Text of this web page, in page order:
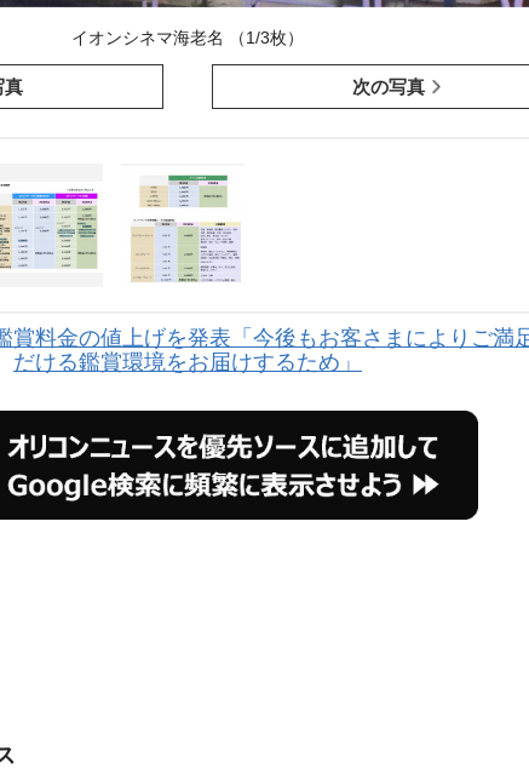
イオンシネマ海老名 （1/3枚）
真 次の写真
賞料金の値上げを発表「今後もお客さまによりご満
だける鑑賞環境をお届けするため」